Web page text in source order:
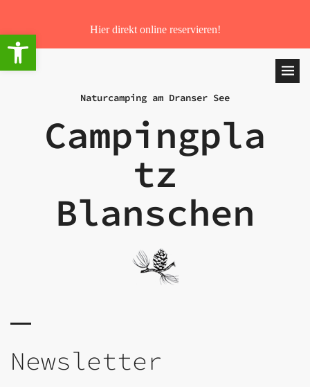
Werkzeugleiste öffnen Hier direkt online reservieren!
Naturcamping am Dranser See
Campingpla
tz
Blanschen
Newsletter